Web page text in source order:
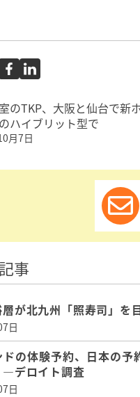
のTKP、大阪と仙台で新
ハイブリット型で
月7日
事
が北九州「照寿司」を
日
の体験予約、日本の
デロイト調査
日